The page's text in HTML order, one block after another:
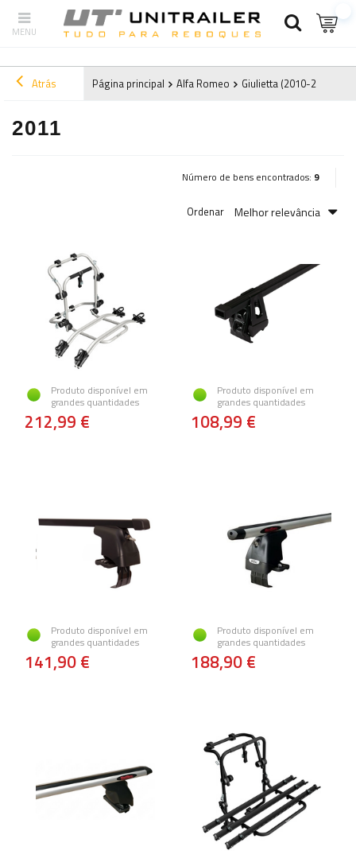
Atrás Página principal Alfa Romeo Giulietta (2010-2020)
2011
Número de bens encontrados: 9
Ordenar Melhor relevância
Produto disponível em
grandes quantidades
212,99 €
Produto disponível em
grandes quantidades
108,99 €
Produto disponível em
grandes quantidades
141,90 €
Produto disponível em
grandes quantidades
188,90 €